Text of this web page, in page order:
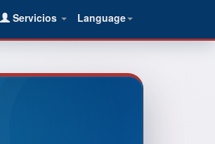
Language
Servicios